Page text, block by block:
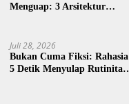
Menguap: 3 Arsitektur
Juli 28, 2026
Bukan Cuma Fiksi: Rahasia
5 Detik Menyulap Rutinitas